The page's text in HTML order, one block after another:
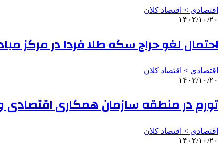
اقتصادی > اقتصاد کلان
۱۴۰۲/۱۰/۲۰
احتمال لغو حراج سکه طلا فردا در مرکز
اقتصادی > اقتصاد کلان
۱۴۰۲/۱۰/۲۰
تورم در منطقه سازمان همکاری اقتصادی و
اقتصادی > اقتصاد کلان
۱۴۰۲/۱۰/۲۰